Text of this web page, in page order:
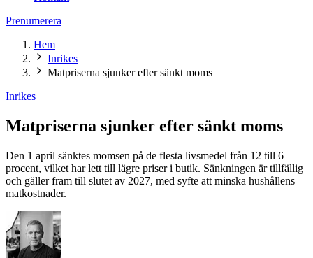
Prenumerera
Hem
Inrikes
Matpriserna sjunker efter sänkt moms
Inrikes
Matpriserna sjunker efter sänkt moms
Den 1 april sänktes momsen på de flesta livsmedel från 12 till 6
procent, vilket har lett till lägre priser i butik. Sänkningen är tillfällig
och gäller fram till slutet av 2027, med syfte att minska hushållens
matkostnader.